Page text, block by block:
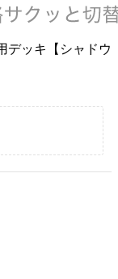
デッキ【シャドウ